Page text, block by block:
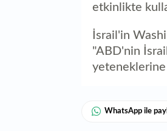
etkinlikte
İsrail'in
"ABD'nin
yeteneklerine
WhatsApp ile